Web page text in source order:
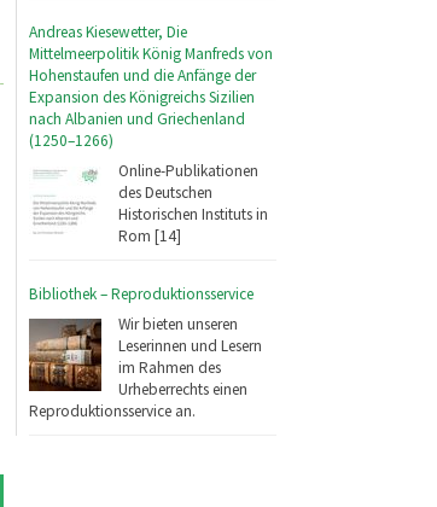
Andreas Kiesewetter, Die
Mittelmeerpolitik König Manfreds von
Hohenstaufen und die Anfänge der
Expansion des Königreichs Sizilien
nach Albanien und Griechenland
(1250–1266)
Online-Publikationen
des Deutschen
Historischen Instituts in
Rom [14]
Bibliothek – Reproduktionsservice
Wir bieten unseren
Leserinnen und Lesern
im Rahmen des
Urheberrechts einen
Reproduktionsservice an.